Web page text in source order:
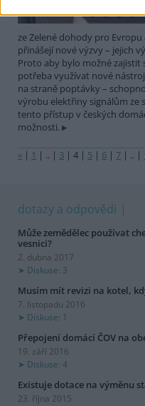
ze Zelené dohody pro
přinášejí nové výzvy – jejich
Proto aby bylo možné
potřeba využívat nové
na straně poptávky –
výrobu elektřiny signálům ze
tento přístup v českých
možnosti.
« | 1 | .. | 3 | 4 | 5 | 6 | 7 | .. |
dotazy a odpovědi
Může zemědělec používat
vesnici?
2. dubna 2017
Diskuse: 3
Musím mít revizi na kotel,
7. listopadu 2016
Diskuse: 1
Přepojení domácí ČOV na
19. září 2016
Diskuse: 4
Existuje dotace na výměnu
23. října 2015